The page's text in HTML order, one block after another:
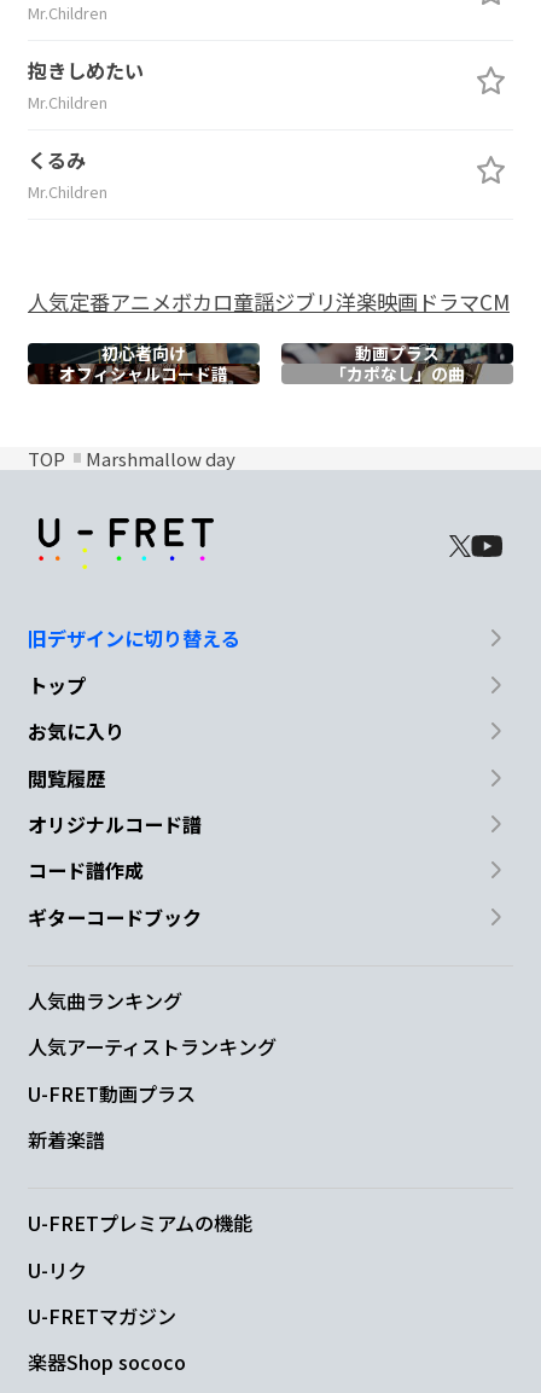
Mr.Children
抱きしめたい
Mr.Children
くるみ
Mr.Children
人気定番アニメボカロ童謡ジブリ洋楽映画ドラマCM
初心者向け
動画プラス
オフィシャルコード譜 「カポなし」の曲
TOP Marshmallow day
旧デザインに切り替える
トップ
お気に入り
閲覧履歴
オリジナルコード譜
コード譜作成
ギターコードブック
人気曲ランキング
人気アーティストランキング
U-FRET動画プラス
新着楽譜
U-FRETプレミアムの機能
U-リク
U-FRETマガジン
楽器Shop sococo